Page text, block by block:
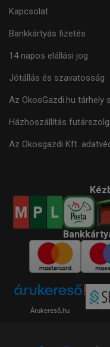
Kapcsolat
Bankkártyás fizetés
14 napos elállási jog
Jótállás és szavatosság
Az OkosGazdi.hu tárhely
Házhoszállítás
Az Okosgazdi Kft.
Árukereső.hu